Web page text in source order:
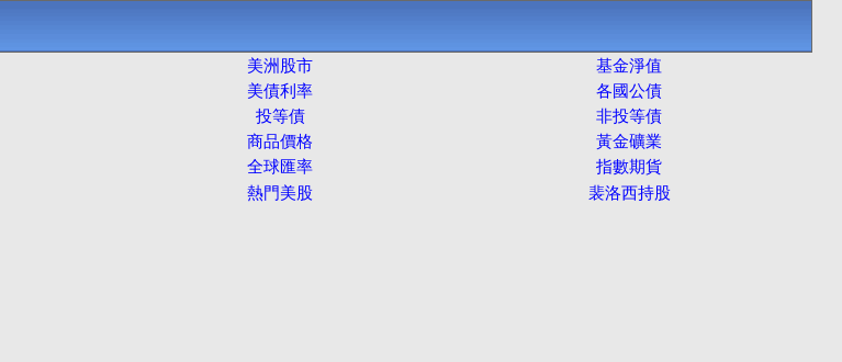
美洲股市
基金淨值
美債利率
各國公債
投等債
非投等債
商品價格
黃金礦業
全球匯率 指數期貨
熱門美股 裴洛西持股